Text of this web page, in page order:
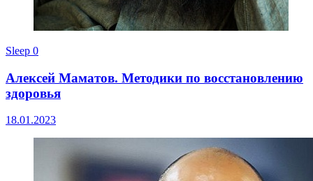
Sleep 0
Алексей Маматов. Методики по восстановлению
здоровья
18.01.2023